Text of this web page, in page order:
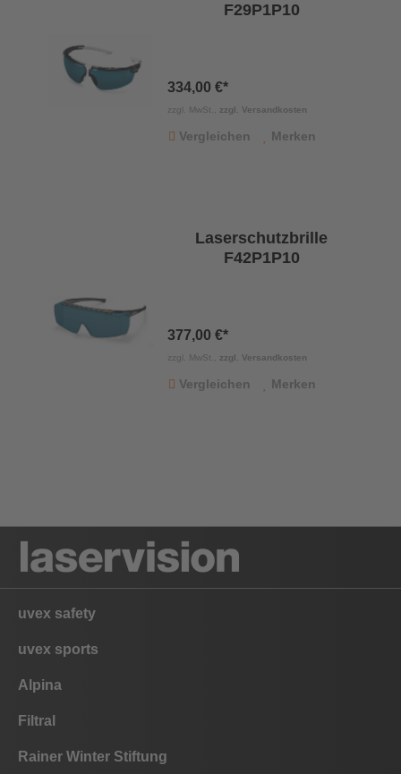
F29P1P10
334,00 €*
zzgl. MwSt., zzgl. Versandkosten
Vergleichen Merken
Laserschutzbrille
F42P1P10
377,00 €*
zzgl. MwSt., zzgl. Versandkosten
Vergleichen Merken
uvex safety
uvex sports
Alpina
Filtral
Rainer Winter Stiftung